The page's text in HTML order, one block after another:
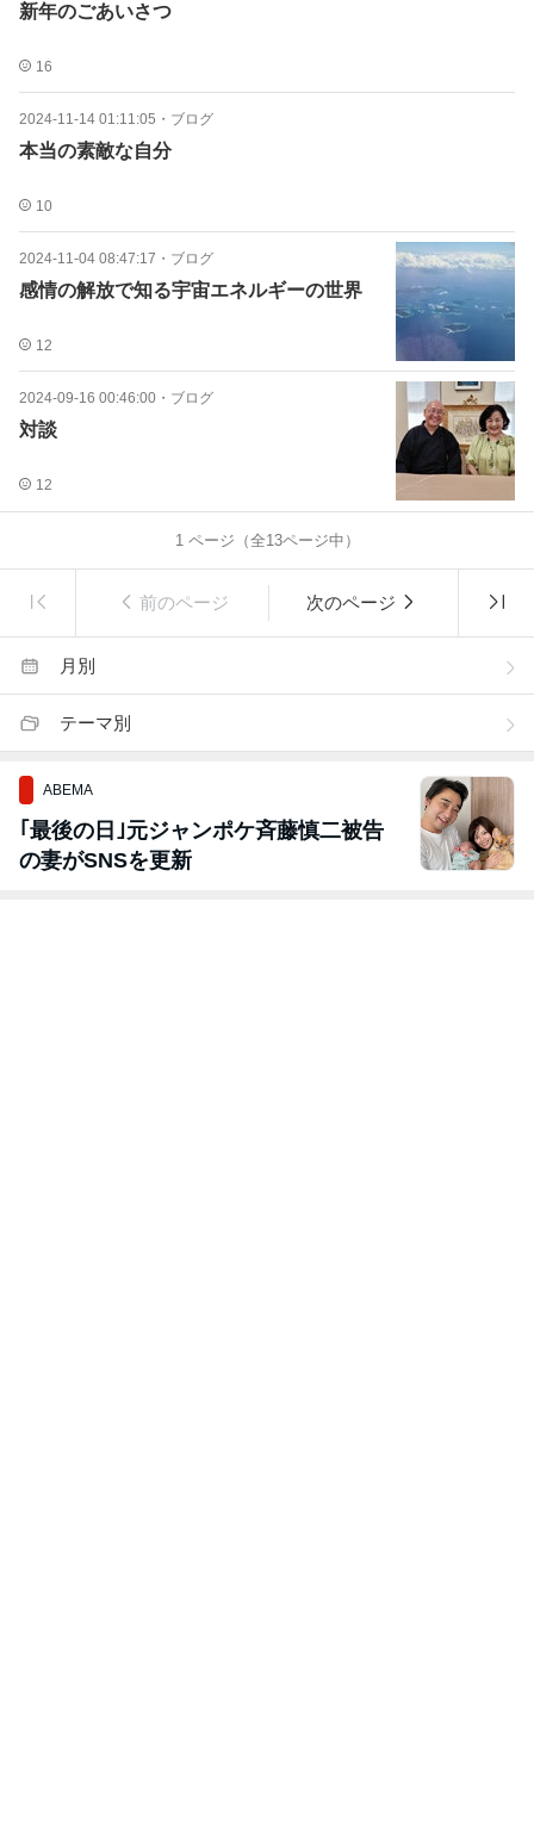
新年のごあいさつ
16
2024-11-14 01:11:05 ・ ブログ
本当の素敵な自分
10
2024-11-04 08:47:17 ・ ブログ
感情の解放で知る宇宙エネルギーの世界
12
2024-09-16 00:46:00 ・ ブログ
対談
12
1ページ（全13ページ中）
前のページ 次のページ
月別
テーマ別
ABEMA
｢最後の日｣元ジャンポケ斉藤慎二被告
の妻がSNSを更新